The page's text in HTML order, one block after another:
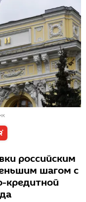
российским
шагом с
кредитной